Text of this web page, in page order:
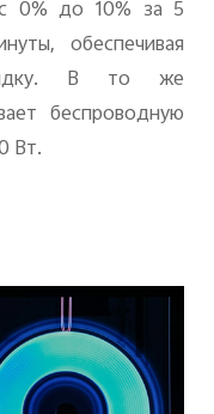
0% до 10% за 5
обеспечивая
В то же
беспроводную
Вт.